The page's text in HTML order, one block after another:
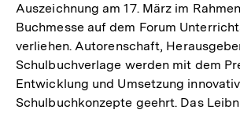
Auszeichnung am 17. März im
Buchmesse auf dem Forum
verliehen. Autorenschaft,
Schulbuchverlage werden mit dem
Entwicklung und Umsetzung
Schulbuchkonzepte geehrt. Das